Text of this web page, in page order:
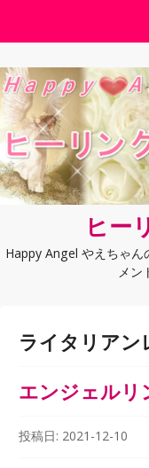
ヒー
Happy Angel やえちゃん
メン
ライタリアン
エンジェルリ
投稿日: 2021-12-10